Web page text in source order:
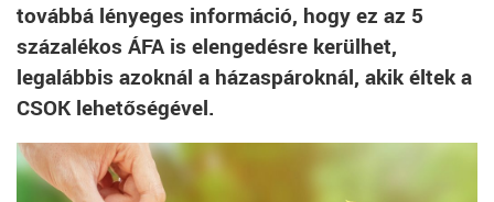
továbbá lényeges információ, hogy ez az 5
százalékos ÁFA is elengedésre kerülhet,
legalábbis azoknál a házaspároknál, akik éltek a
CSOK lehetőségével.